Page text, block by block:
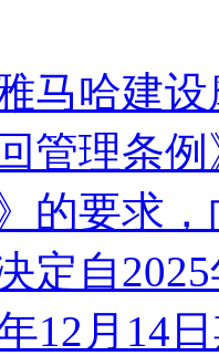
马哈建
管理条
的要求
定自
12月14